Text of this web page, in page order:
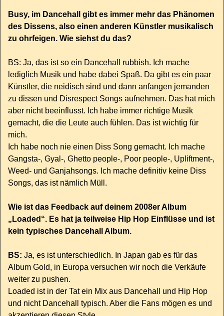
Busy, im Dancehall gibt es immer mehr das Phänomen
des Dissens, also einen anderen Künstler musikalisch
zu ohrfeigen. Wie siehst du das?
BS: Ja, das ist so ein Dancehall rubbish. Ich mache
lediglich Musik und habe dabei Spaß. Da gibt es ein paar
Künstler, die neidisch sind und dann anfangen jemanden
zu dissen und Disrespect Songs aufnehmen. Das hat mich
aber nicht beeinflusst. Ich habe immer richtige Musik
gemacht, die die Leute auch fühlen. Das ist wichtig für
mich.
Ich habe noch nie einen Diss Song gemacht. Ich mache
Gangsta-, Gyal-, Ghetto people-, Poor people-, Upliftment-,
Weed- und Ganjahsongs. Ich mache definitiv keine Diss
Songs, das ist nämlich Müll.
Wie ist das Feedback auf deinem 2008er Album
„Loaded“. Es hat ja teilweise Hip Hop Einflüsse und ist
kein typisches Dancehall Album.
BS: Ja, es ist unterschiedlich. In Japan gab es für das
Album Gold, in Europa versuchen wir noch die Verkäufe
weiter zu pushen.
Loaded ist in der Tat ein Mix aus Dancehall und Hip Hop
und nicht Dancehall typisch. Aber die Fans mögen es und